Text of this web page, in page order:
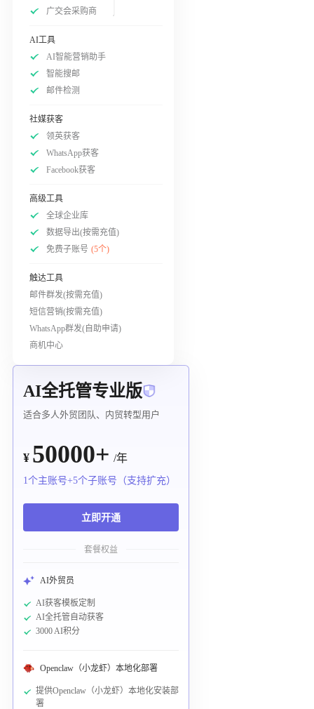
广交会采购商
AI工具
AI智能营销助手
智能搜邮
邮件检测
社媒获客
领英获客
WhatsApp获客
Facebook获客
高级工具
全球企业库
数据导出(按需充值)
免费子账号 (5个)
触达工具
邮件群发(按需充值)
短信营销(按需充值)
WhatsApp群发(自助申请)
商机中心
AI全托管专业版
适合多人外贸团队、内贸转型用户
¥ 50000+ /年
1个主账号+5个子账号（支持扩充）
立即开通
套餐权益
AI外贸员
AI获客模板定制
AI全托管自动获客
3000 AI积分
Openclaw（小龙虾）本地化部署
提供Openclaw（小龙虾）本地化安装部
署